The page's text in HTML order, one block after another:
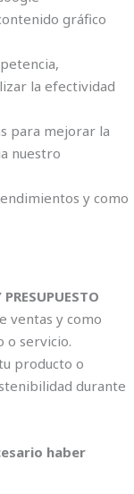
gráfico
la efectividad
para mejorar la
nuestro
y como
ventas y como
o servicio.
producto o
durante
haber